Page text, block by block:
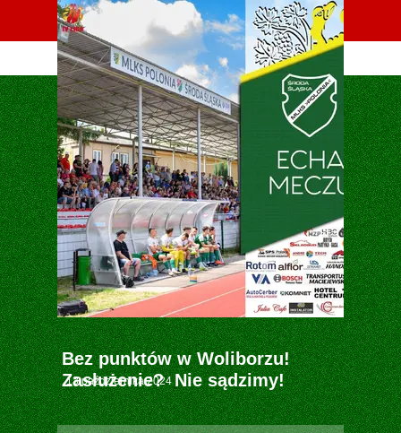
13 października 2024
Bez punktów w Woliborzu!
Zasłużenie? Nie sądzimy!
Oficjalna strona MLKS POLONIA Środa Śląska